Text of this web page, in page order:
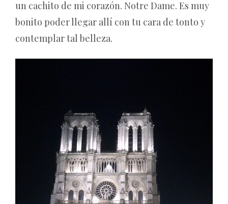
un cachito de mi corazón. Notre Dame. Es muy
bonito poder llegar allí con tu cara de tonto y
contemplar tal belleza.